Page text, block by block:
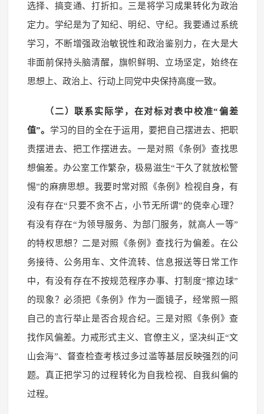
选择、搞变通、打折扣。三是将学习成果转化为政治
定力。学纪是为了知纪、明纪、守纪。我要通过系统
学习，不断增强政治敏锐性和政治鉴别力，在大是大
非面前保持头脑清醒，旗帜鲜明、立场坚定，始终在
思想上、政治上、行动上同党中央保持高度一致。
（二）联系实际学，在对标对表中校准“偏差
值”。 学习的目的全在于运用，要把自己摆进去、把职
责摆进去、把工作摆进去。一是对照《条例》查找思
想偏差。办公室工作繁杂，极易滋生“干久了就放松警
惕”的麻痹思想。我要时常对照《条例》检视自身，有
没有存在“只要不贪不占，小节无所谓”的侥幸心理？
有没有存在“为领导服务、为部门服务，就高人一等”
的特权思想？二是对照《条例》查找行为偏差。在公
务接待、公务用车、文件流转、信息报送等日常工作
中，有没有存在不按规范程序办事、打制度“擦边球”
的现象？必须把《条例》作为一面镜子，经常照一照
自己的言行举止是否合规合纪。三是对照《条例》查
找作风偏差。力戒形式主义、官僚主义，坚决纠正“文
山会海”、督查检查考核过多过滥等基层反映强烈的问
题。真正把学习的过程转化为自我检视、自我纠偏的
过程。